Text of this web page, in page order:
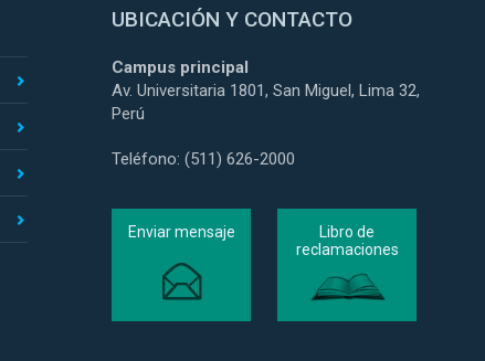
UBICACIÓN Y CONTACTO
Campus principal
Av. Universitaria 1801, San Miguel, Lima 32,
Perú
Teléfono: (511) 626-2000
Enviar mensaje
Libro de
reclamaciones